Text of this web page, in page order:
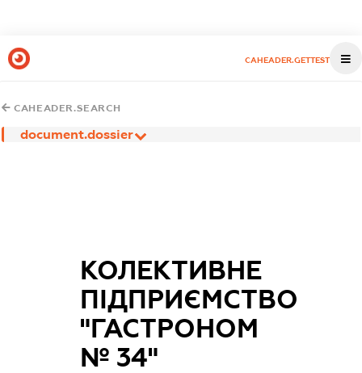
CAHEADER.GETTEST
CAHEADER.SEARCH
document.dossier
КОЛЕКТИВНЕ
ПІДПРИЄМСТВО
"ГАСТРОНОМ
№ 34"